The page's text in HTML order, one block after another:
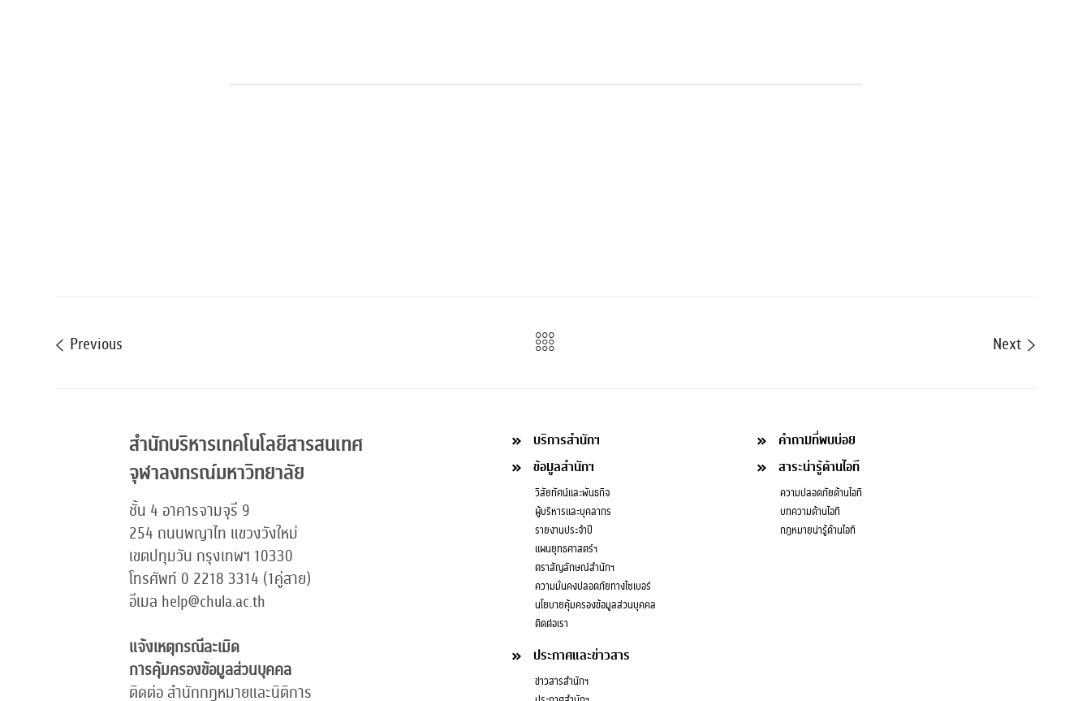
Previous Next
สำนักบริหารเทคโนโลยีสารสนเทศ
จุฬาลงกรณ์มหาวิทยาลัย
ชั้น 4 อาคารจามจุรี 9
254 ถนนพญาไท แขวงวังใหม่
เขตปทุมวัน กรุงเทพฯ 10330
โทรศัพท์ 0 2218 3314 (1คู่สาย)
อีเมล help@chula.ac.th
แจ้งเหตุกรณีละเมิด
การคุ้มครองข้อมูลส่วนบุคคล
ติดต่อ สำนักกฎหมายและนิติการ
บริการสำนักฯ
ข้อมูลสำนักฯ
วิสัยทัศน์และพันธกิจ
ผู้บริหารและบุคลากร
รายงานประจำปี
แผนยุทธศาสตร์ฯ
ตราสัญลักษณ์สำนักฯ
ความมั่นคงปลอดภัยทางไซเบอร์
นโยบายคุ้มครองข้อมูลส่วนบุคคล
ติดต่อเรา
ประกาศและข่าวสาร
ข่าวสารสำนักฯ
คำถามที่พบบ่อย
สาระน่ารู้ด้านไอที
ความปลอดภัยด้านไอที
บทความด้านไอที
กฎหมายน่ารู้ด้านไอที